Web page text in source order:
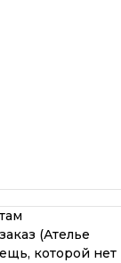
(Ателье
которой нет